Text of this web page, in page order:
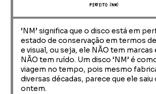
perfeito (NM)
‘NM’ significa que o disco está em
estado de conservação em termos
e visual, ou seja, ele NÃO tem marcas
NÃO tem ruído. Um disco ‘NM’ é
viagem no tempo, pois mesmo
diversas décadas, parece que ele saiu
ontem.